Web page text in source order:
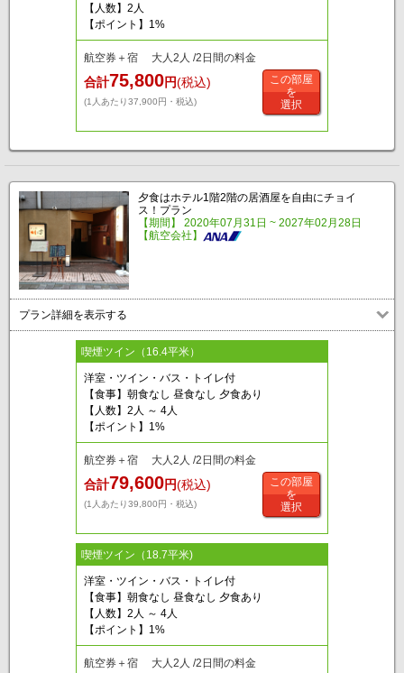
【人数】2人
【ポイント】1%
航空券＋宿 大人2人 /2日間の料金
合計75,800円(税込)
(1人あたり37,900円・税込)
この部屋
を
選択
夕食はホテル1階2階の居酒屋を自由にチョイ
ス！プラン
【期間】 2020年07月31日 ~ 2027年02月28日
【航空会社】
プラン詳細を表示する
喫煙ツイン（16.4平米）
洋室・ツイン・バス・トイレ付
【食事】朝食なし 昼食なし 夕食あり
【人数】2人 ～ 4人
【ポイント】1%
航空券＋宿 大人2人 /2日間の料金
合計79,600円(税込)
(1人あたり39,800円・税込)
この部屋
を
選択
喫煙ツイン（18.7平米)
洋室・ツイン・バス・トイレ付
【食事】朝食なし 昼食なし 夕食あり
【人数】2人 ～ 4人
【ポイント】1%
航空券＋宿 大人2人 /2日間の料金